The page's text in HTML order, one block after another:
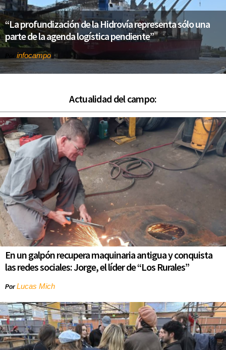
“La profundización de la Hidrovía representa sólo una
parte de la agenda logística pendiente”
infocampo
Actualidad del campo:
En un galpón recupera maquinaria antigua y conquista
las redes sociales: Jorge, el líder de “Los Rurales”
PorLucas Mich